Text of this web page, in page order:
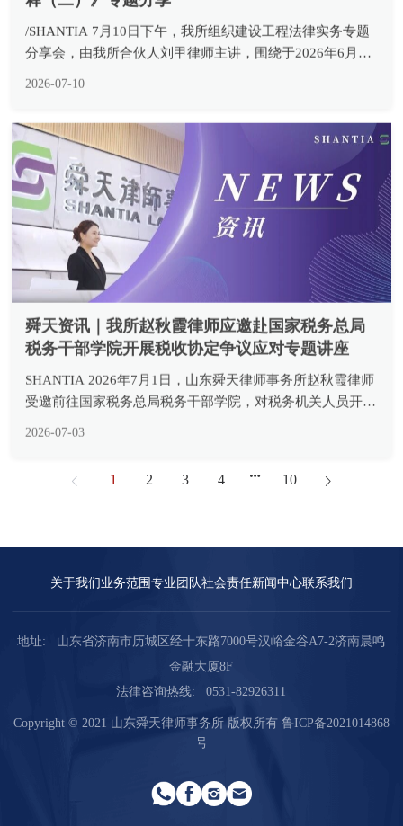
分享会，由我所合伙人刘甲律师主讲，围绕于2026年6月30
日正式施行的《最高人民法院关于审理建设工程施工合同纠
纷案件适用法律问题的解释（二）》开展系统性专业解读，
舜天资讯｜我所赵秋霞律师应邀赴国家税务总局
税务干部学院开展税收协定争议应对专题讲座
SHANTIA 2026年7月1日，山东舜天律师事务所赵秋霞律师
《税收协定实案解析与争议应对》专题培训。 国家税务总
局税务干部学院是国家税务总局国际税务培训中心，同时也
是经济合作与发...
2026-07-03
1 2 3 4 10
关于我们 业务范围 专业团队社会责任新闻中心联系我们
地址:
山东省济南市历城区经十东路7000号汉峪金谷A7-2济南晨鸣
金融大厦8F
法律咨询热线:
0531-82926311
Copyright © 2021 山东舜天律师事务所 版权所有 鲁ICP备2021014868
号